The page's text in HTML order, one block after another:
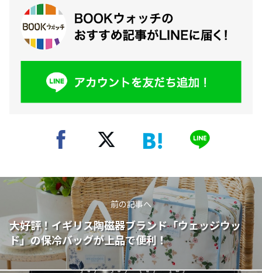
前の記事へ
大好評！イギリス陶磁器ブランド「ウェッジウッ
ド」の保冷バッグが上品で便利！